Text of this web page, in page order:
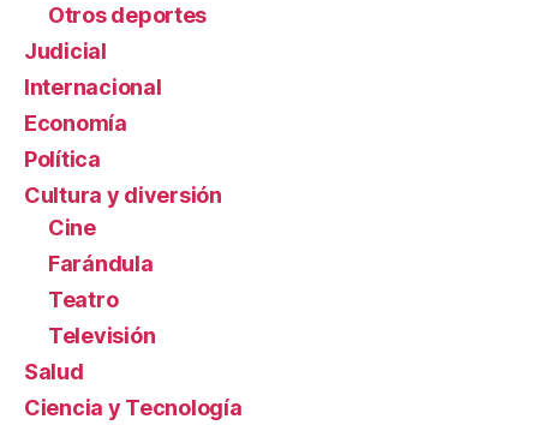
Otros deportes
Judicial
Internacional
Economía
Política
Cultura y diversión
Cine
Farándula
Teatro
Televisión
Salud
Ciencia y Tecnología